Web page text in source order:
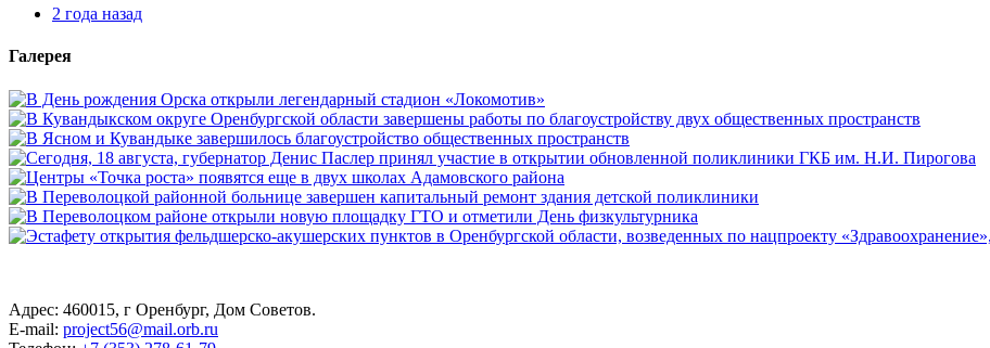
2 года назад
Галерея
Адрес: 460015, г Оренбург, Дом Советов.
E-mail: project56@mail.orb.ru